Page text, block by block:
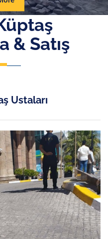
More
& Satış
Ustaları